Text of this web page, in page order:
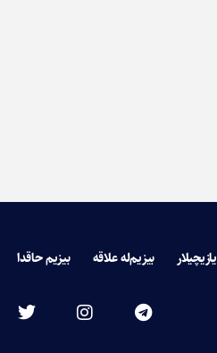
یازیچیلار بیزیم‌له علاقه بیزیم حاقدا